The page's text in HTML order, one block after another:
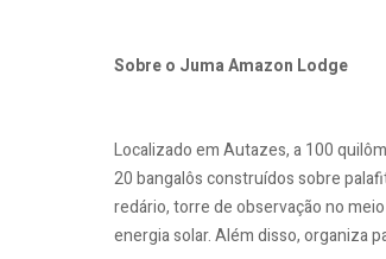
Sobre o Juma Amazon Lodge
Localizado em Autazes, a 100
20 bangalôs construídos sobre
redário, torre de observação no
energia solar. Além disso, organiza